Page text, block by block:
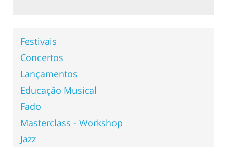
Festivais
Concertos
Lançamentos
Educação Musical
Fado
Masterclass - Workshop
Jazz